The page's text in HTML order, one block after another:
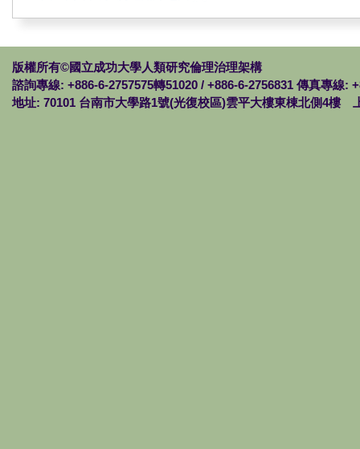
版權所有©國立成功大學人類研究倫理治理架構
諮詢專線: +886-6-2757575轉51020 / +886-6-2756831 傳真專
地址: 70101 台南市大學路1號(光復校區)雲平大樓東棟北側4樓